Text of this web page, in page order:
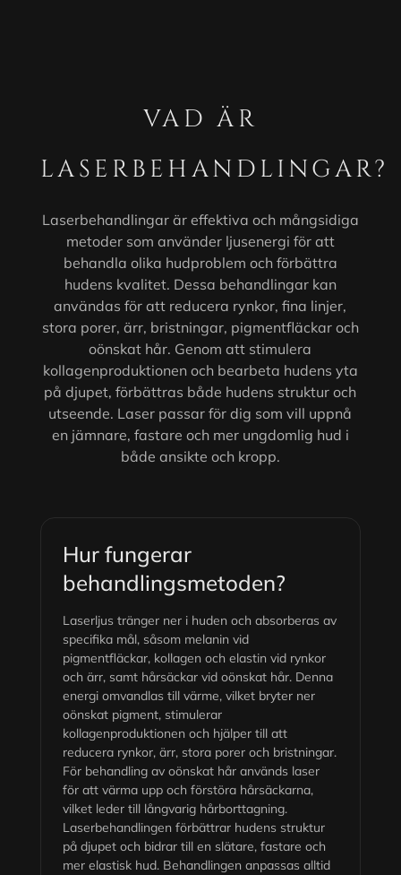
VAD ÄR
LASERBEHANDLINGAR?
Laserbehandlingar är effektiva och mångsidiga
metoder som använder ljusenergi för att
behandla olika hudproblem och förbättra
hudens kvalitet. Dessa behandlingar kan
användas för att reducera rynkor, fina linjer,
stora porer, ärr, bristningar, pigmentfläckar och
oönskat hår. Genom att stimulera
kollagenproduktionen och bearbeta hudens yta
på djupet, förbättras både hudens struktur och
utseende. Laser passar för dig som vill uppnå
en jämnare, fastare och mer ungdomlig hud i
både ansikte och kropp.
Hur fungerar
behandlingsmetoden?
Laserljus tränger ner i huden och absorberas av
specifika mål, såsom melanin vid
pigmentfläckar, kollagen och elastin vid rynkor
och ärr, samt hårsäckar vid oönskat hår. Denna
energi omvandlas till värme, vilket bryter ner
oönskat pigment, stimulerar
kollagenproduktionen och hjälper till att
reducera rynkor, ärr, stora porer och bristningar.
För behandling av oönskat hår används laser
för att värma upp och förstöra hårsäckarna,
vilket leder till långvarig hårborttagning.
Laserbehandlingen förbättrar hudens struktur
på djupet och bidrar till en slätare, fastare och
mer elastisk hud. Behandlingen anpassas alltid